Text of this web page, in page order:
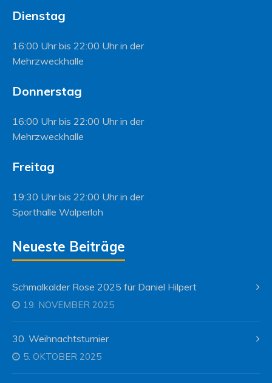
Dienstag
16:00 Uhr bis 22:00 Uhr in der
Mehrzweckhalle
Donnerstag
16:00 Uhr bis 22:00 Uhr in der
Mehrzweckhalle
Freitag
19:30 Uhr bis 22:00 Uhr in der
Sporthalle Walperloh
Neueste Beiträge
Schmalkalder Rose 2025 für Daniel Hilpert
19. NOVEMBER 2025
30. Weihnachtsturnier
5. OKTOBER 2025